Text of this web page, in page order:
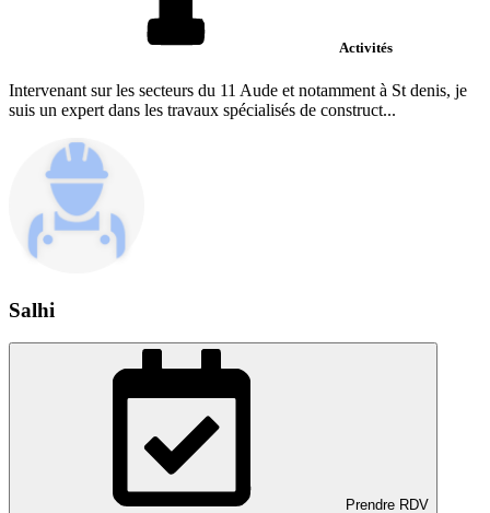
Activités
Intervenant sur les secteurs du 11 Aude et notamment à St denis, je
suis un expert dans les travaux spécialisés de construct...
Salhi
Prendre RDV